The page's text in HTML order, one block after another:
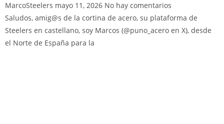
MarcoSteelers mayo 11, 2026 No hay comentarios
Saludos, amig@s de la cortina de acero, su plataforma de
Steelers en castellano, soy Marcos (@puno_acero en X), desde
el Norte de España para la